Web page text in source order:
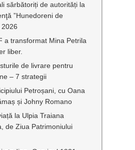
sărbătoriți de autorități la
”Hunedoreni de
2026
a transformat Mina Petrila
liber.
de livrare pentru
– 7 strategii
Petroșani, cu Oana
și Johny Romano
la Ulpia Traiana
de Ziua Patrimoniului